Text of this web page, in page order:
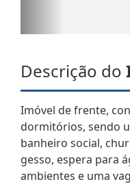
Descrição do
Imóvel de frente,
dormitórios, sendo
banheiro social,
gesso, espera para
ambientes e uma